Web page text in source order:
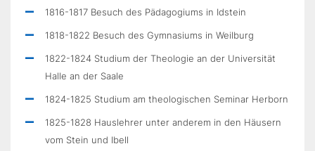
1816-1817 Besuch des Pädagogiums in Idstein
1818-1822 Besuch des Gymnasiums in Weilburg
1822-1824 Studium der Theologie an der Universität
Halle an der Saale
1824-1825 Studium am theologischen Seminar Herborn
1825-1828 Hauslehrer unter anderem in den Häusern
vom Stein und Ibell